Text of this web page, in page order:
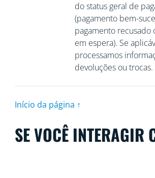
do status geral de
(pagamento bem-
pagamento recusado
em espera). Se
processamos
devoluções ou trocas.
Início da página ↑
SE VOCÊ INTERAGIR